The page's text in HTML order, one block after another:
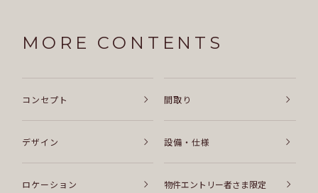
MORE CONTENTS
コンセプト
デザイン
ロケーション
間取り
設備・仕様
物件エントリー者さま限定